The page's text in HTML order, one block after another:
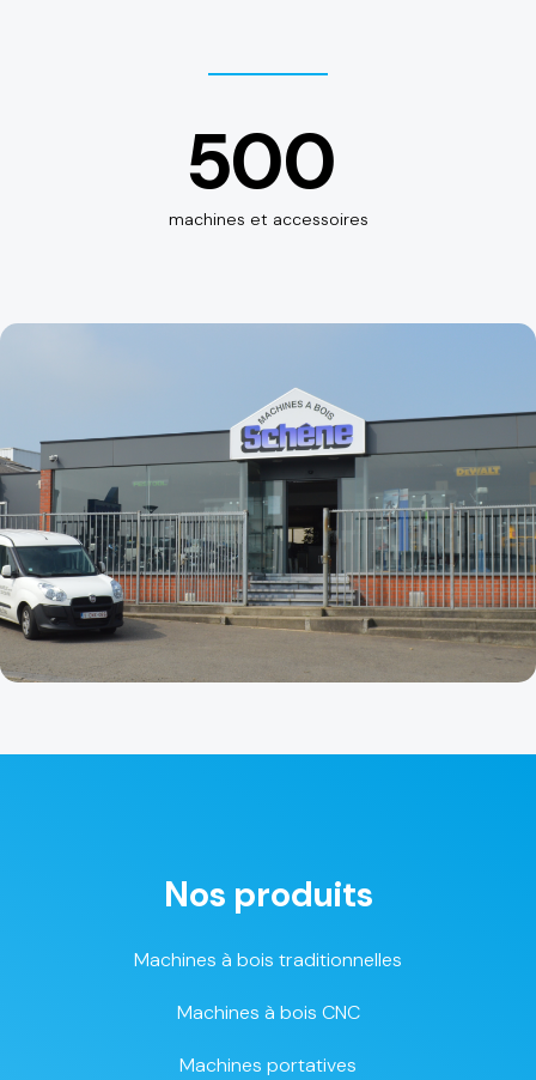
500
machines et accessoires
Nos produits
Machines à bois traditionnelles
Machines à bois CNC
Machines portatives